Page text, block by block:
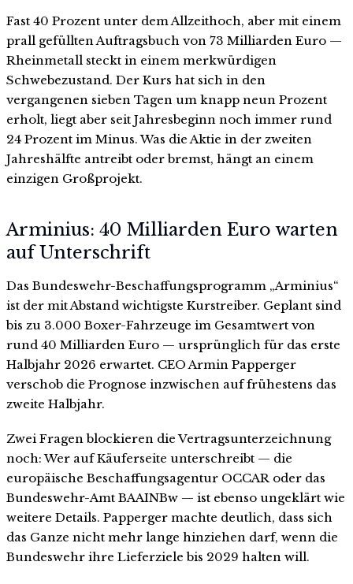
Fast 40 Prozent unter dem Allzeithoch, aber mit einem
prall gefüllten Auftragsbuch von 73 Milliarden Euro —
Rheinmetall steckt in einem merkwürdigen
Schwebezustand. Der Kurs hat sich in den
vergangenen sieben Tagen um knapp neun Prozent
erholt, liegt aber seit Jahresbeginn noch immer rund
24 Prozent im Minus. Was die Aktie in der zweiten
Jahreshälfte antreibt oder bremst, hängt an einem
einzigen Großprojekt.
Arminius: 40 Milliarden Euro warten
auf Unterschrift
Das Bundeswehr-Beschaffungsprogramm „Arminius“
ist der mit Abstand wichtigste Kurstreiber. Geplant sind
bis zu 3.000 Boxer-Fahrzeuge im Gesamtwert von
rund 40 Milliarden Euro — ursprünglich für das erste
Halbjahr 2026 erwartet. CEO Armin Papperger
verschob die Prognose inzwischen auf frühestens das
zweite Halbjahr.
Zwei Fragen blockieren die Vertragsunterzeichnung
noch: Wer auf Käuferseite unterschreibt — die
europäische Beschaffungsagentur OCCAR oder das
Bundeswehr-Amt BAAINBw — ist ebenso ungeklärt wie
weitere Details. Papperger machte deutlich, dass sich
das Ganze nicht mehr lange hinziehen darf, wenn die
Bundeswehr ihre Lieferziele bis 2029 halten will.